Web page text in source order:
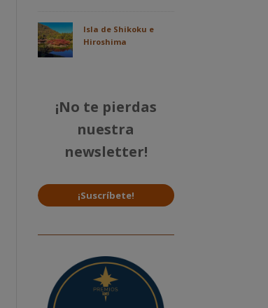
Isla de Shikoku e
Hiroshima
¡No te pierdas
nuestra
newsletter!
¡Suscríbete!